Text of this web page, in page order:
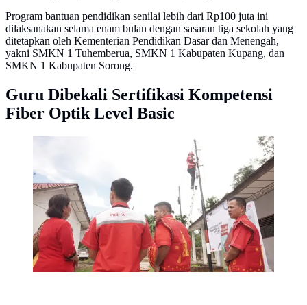
Program bantuan pendidikan senilai lebih dari Rp100 juta ini
dilaksanakan selama enam bulan dengan sasaran tiga sekolah yang
ditetapkan oleh Kementerian Pendidikan Dasar dan Menengah,
yakni SMKN 1 Tuhemberua, SMKN 1 Kabupaten Kupang, dan
SMKN 1 Kabupaten Sorong.
Guru Dibekali Sertifikasi Kompetensi
Fiber Optik Level Basic
Telkom Akses meresmikan Laboratorium Fiber Optik
(FO) di SMKN 1 Tuhemberua, Kabupaten Nias Utara,
sebagai bagian dari program CSR Fiber Academy
untuk mendukung penguatan pendidikan vokasi
melalui penyediaan fasilitas praktik dan peningkatan
kompetensi guru SMK di wilayah 3T, Jumat
(26/6/2026).